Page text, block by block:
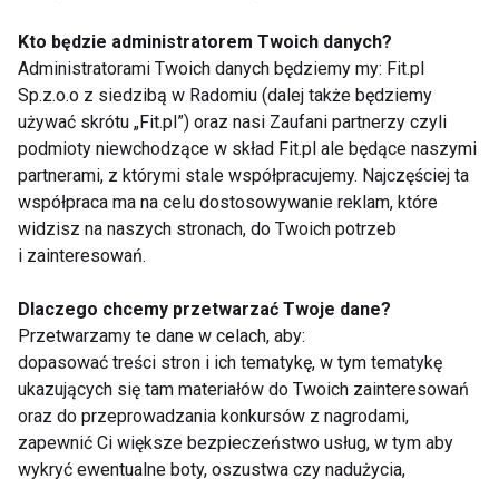
Adaptogeny – równowaga dla
organizmu
Co to są adaptogeny?
Adaptogeny to naturalne substancje pochodzenia
roślinnego, które pomagają organizmowi radzić
psychicznym.
Adaptogeny wspierające regenerację:
Ashwagandha:
Obniża poziom kortyzolu, który może
Kto będzie administratorem Twoich danych?
Administratorami Twoich danych będziemy my: Fit.pl
Sp.z.o.o z siedzibą w Radomiu (dalej także będziemy
używać skrótu „Fit.pl”) oraz nasi Zaufani partnerzy czyli
podmioty niewchodzące w skład Fit.pl ale będące naszymi
partnerami, z którymi stale współpracujemy. Najczęściej ta
współpraca ma na celu dostosowywanie reklam, które
widzisz na naszych stronach, do Twoich potrzeb
i zainteresowań.
Dlaczego chcemy przetwarzać Twoje dane?
Przetwarzamy te dane w celach, aby:
dopasować treści stron i ich tematykę, w tym tematykę
ukazujących się tam materiałów do Twoich zainteresowań
oraz do przeprowadzania konkursów z nagrodami,
zapewnić Ci większe bezpieczeństwo usług, w tym aby
wykryć ewentualne boty, oszustwa czy nadużycia,